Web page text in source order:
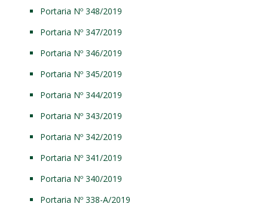
Portaria Nº 348/2019
Portaria Nº 347/2019
Portaria Nº 346/2019
Portaria Nº 345/2019
Portaria Nº 344/2019
Portaria Nº 343/2019
Portaria Nº 342/2019
Portaria Nº 341/2019
Portaria Nº 340/2019
Portaria Nº 338-A/2019